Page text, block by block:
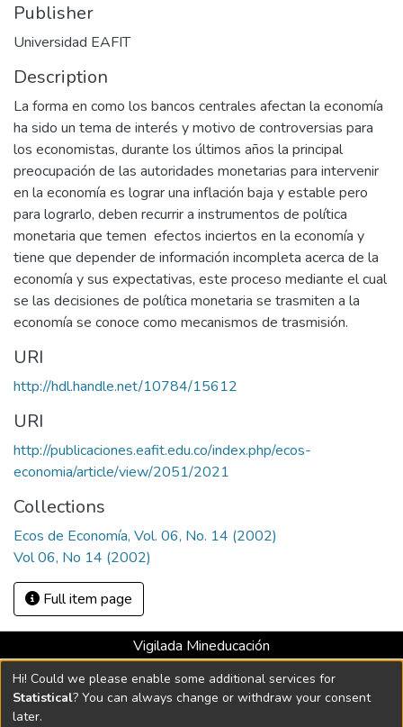
Publisher
Universidad EAFIT
Description
La forma en como los bancos centrales afectan la economía
ha sido un tema de interés y motivo de controversias para
los economistas, durante los últimos años la principal
preocupación de las autoridades monetarias para intervenir
en la economía es lograr una inflación baja y estable pero
para lograrlo, deben recurrir a instrumentos de política
monetaria que temen efectos inciertos en la economía y
tiene que depender de información incompleta acerca de la
economía y sus expectativas, este proceso mediante el cual
se las decisiones de política monetaria se trasmiten a la
economía se conoce como mecanismos de trasmisión.
URI
http://hdl.handle.net/10784/15612
URI
http://publicaciones.eafit.edu.co/index.php/ecos-
economia/article/view/2051/2021
Collections
Ecos de Economía, Vol. 06, No. 14 (2002)
Vol 06, No 14 (2002)
Full item page
Vigilada Mineducación
Universidad con Acreditación Institucional hasta 2026 -
Resolución MEN 2158 de 2018
Hi! Could we please enable some additional services for
Statistical? You can always change or withdraw your consent
later.